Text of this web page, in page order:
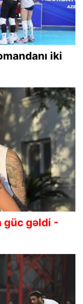
iki
güc gəldi -